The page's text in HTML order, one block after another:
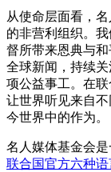
从使命层面看，
的非营利组织。
督所带来恩典与
全球新闻，持续
项公益事工。在
让世界听见来自
今世界中的作为。
名人媒体基金会
联合国官方六种